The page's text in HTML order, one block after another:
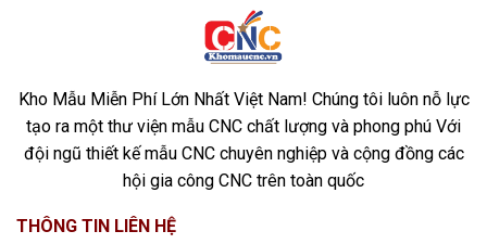
Kho Mẫu Miễn Phí Lớn Nhất Việt Nam! Chúng tôi luôn nỗ lực
tạo ra một thư viện mẫu CNC chất lượng và phong phú Với
đội ngũ thiết kế mẫu CNC chuyên nghiệp và cộng đồng các
hội gia công CNC trên toàn quốc
THÔNG TIN LIÊN HỆ